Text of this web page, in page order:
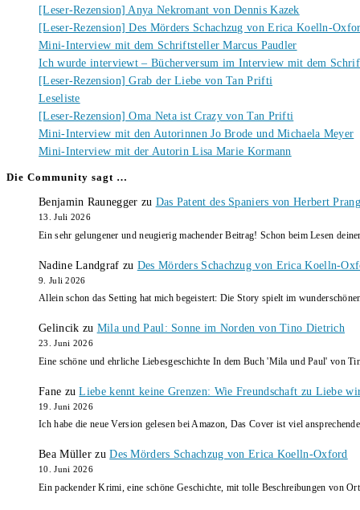
[Leser-Rezension] Anya Nekromant von Dennis Kazek
[Leser-Rezension] Des Mörders Schachzug von Erica Koelln-
Mini-Interview mit dem Schriftsteller Marcus Paudler
Ich wurde interviewt – Bücherversum im Interview mit dem
[Leser-Rezension] Grab der Liebe von Tan Prifti
Leseliste
[Leser-Rezension] Oma Neta ist Crazy von Tan Prifti
Mini-Interview mit den Autorinnen Jo Brode und Michaela Meyer
Mini-Interview mit der Autorin Lisa Marie Kormann
Die Community sagt …
Benjamin Raunegger zu Das Patent des Spaniers von Herbert
13. Juli 2026
Ein sehr gelungener und neugierig machender Beitrag! Schon beim Lesen
Nadine Landgraf zu Des Mörders Schachzug von Erica Koelln-
9. Juli 2026
Allein schon das Setting hat mich begeistert: Die Story spielt im
Gelincik zu Mila und Paul: Sonne im Norden von Tino Dietrich
23. Juni 2026
Eine schöne und ehrliche Liebesgeschichte In dem Buch 'Mila und Paul' von
Fane zuLiebe kennt keine Grenzen: Wie Freundschaft zu Liebe
19. Juni 2026
Ich habe die neue Version gelesen bei Amazon, Das Cover ist viel
Bea Müller zuDes Mörders Schachzug von Erica Koelln-Oxford
10. Juni 2026
Ein packender Krimi, eine schöne Geschichte, mit tolle Beschreibungen von